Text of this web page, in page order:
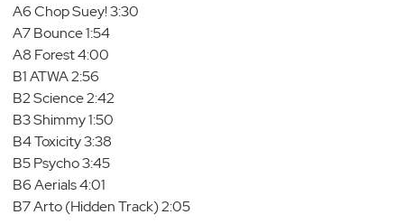
A6 Chop Suey! 3:30
A7 Bounce 1:54
A8 Forest 4:00
B1 ATWA 2:56
B2 Science 2:42
B3 Shimmy 1:50
B4 Toxicity 3:38
B5 Psycho 3:45
B6 Aerials 4:01
B7 Arto (Hidden Track) 2:05